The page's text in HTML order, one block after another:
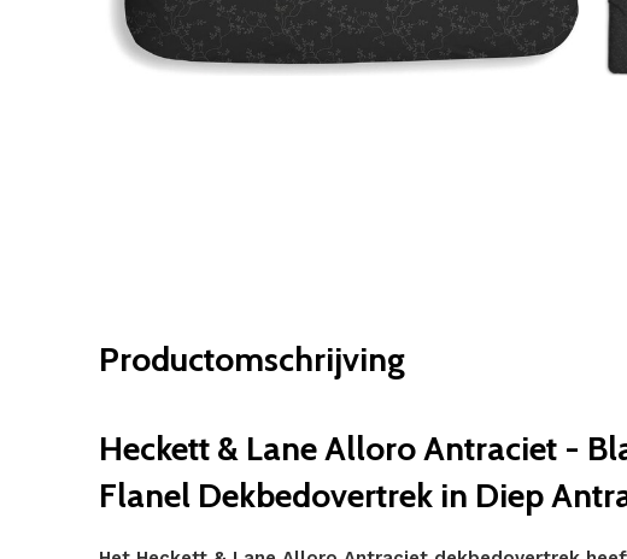
Productomschrijving
Heckett & Lane Alloro Antraciet -
Flanel Dekbedovertrek in Diep